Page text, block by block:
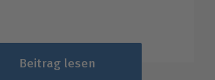
Beitrag lesen